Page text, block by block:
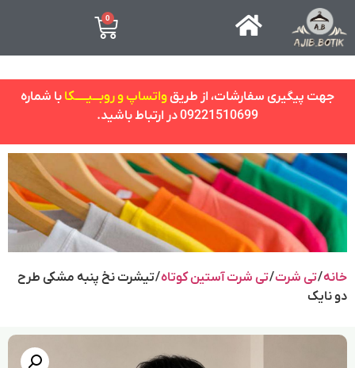
0
جهت پیگیری سفارشات، از طریقواتساپ و روبـــیـــــکا با شماره
09221510699 در ارتباط باشید.
خانه/تی شرت/تی شرت آستین کوتاه/ تیشرت نخ پنبه مشکی طرح
دو نایک